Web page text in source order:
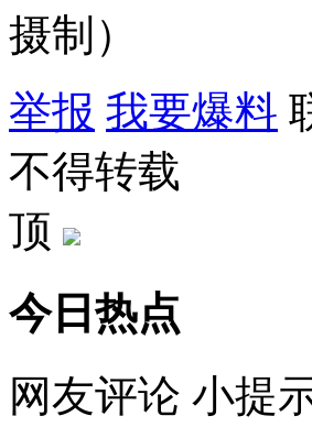
摄制）
举报 我要爆料
不得转载
顶
今日热点
网友评论 小提